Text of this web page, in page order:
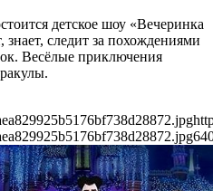
детское шоу «Вечеринка
следит за похождениями
Весёлые приключения